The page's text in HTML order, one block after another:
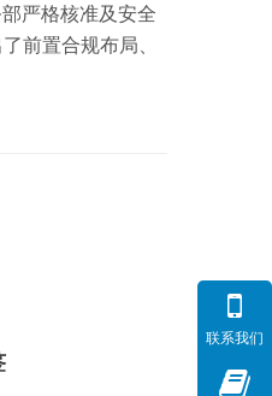
严格核准及安全
前置合规布局、
联系我们